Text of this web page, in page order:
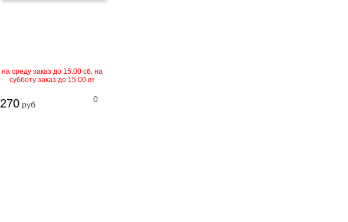
на среду заказ до 15.00 сб, на
субботу заказ до 15.00 вт
270 руб
0